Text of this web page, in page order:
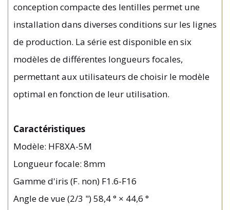
conception compacte des lentilles permet une
installation dans diverses conditions sur les lignes
de production. La série est disponible en six
modèles de différentes longueurs focales,
permettant aux utilisateurs de choisir le modèle
optimal en fonction de leur utilisation.
Caractéristiques
Modèle: HF8XA-5M
Longueur focale: 8mm
Gamme d'iris (F. non) F1.6-F16
Angle de vue (2/3 ") 58,4 ° × 44,6 °